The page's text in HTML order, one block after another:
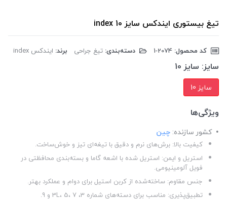
تیغ بیستوری ایندکس سایز 10 index
کد محصول: دسته‌بندی: تیغ جراحی برند: ایندکس index
سایز: سایز 10
سایز 10
ویژگی‌ها
کشور سازنده: چین
کیفیت بالا: برش‌های نرم و دقیق با تیغه‌ای تیز و خوش‌ساخت.
استریل و ایمن: استریل شده با اشعه گاما و بسته‌بندی محافظتی در
فویل آلومینیومی.
جنس مقاوم: ساخته‌شده از کربن استیل برای دوام و عملکرد بهتر.
تطبیق‌پذیری: مناسب برای دسته‌های شماره 3، 3L، 5، 7 و 9.